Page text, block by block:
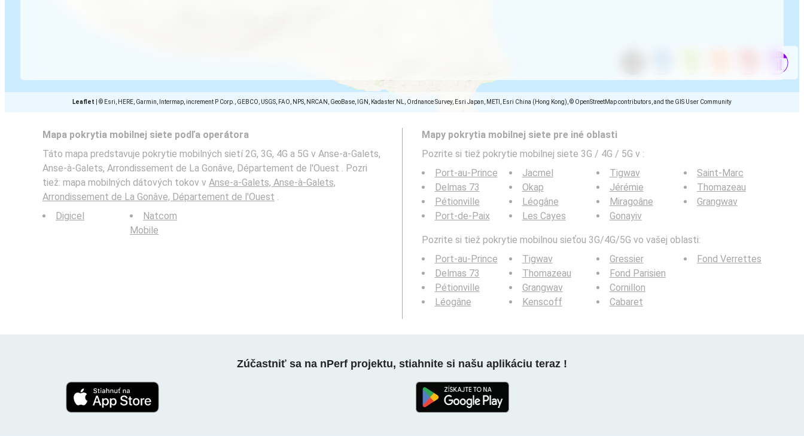
Leaflet © Esri, HERE, Garmin, Intermap, increment P Corp., GEBCO, USGS, FAO, NPS, NRCAN, GeoBase, IGN, Kadaster NL, Ordnance Survey, Esri Japan, METI, Esri China (Hong Kong), © OpenStreetMap contributors, and the GIS User Community
Mapa pokrytia mobilnej siete podľa operátora
Táto mapa predstavuje pokrytie mobilných sietí 2G, 3G, 4G a 5G v Anse-a-Galets,
Anse-à-Galets, Arrondissement de La Gonâve, Département de l'Ouest . Pozri
tiež: mapa mobilných dátových tokov v Anse-a-Galets, Anse-à-Galets,
Arrondissement de La Gonâve, Département de l'Ouest .
Digicel
Natcom
Mobile
Mapy pokrytia mobilnej siete pre iné oblasti
Pozrite si tiež pokrytie mobilnej siete 3G / 4G / 5G v :
Port-au-Prince
Delmas 73
Pétionville
Port-de-Paix
Jacmel
Okap
Léogâne
Les Cayes
Tigwav
Jérémie
Miragoâne
Gonayiv
Saint-Marc
Thomazeau
Grangwav
Pozrite si tiež pokrytie mobilnou sieťou 3G/4G/5G vo vašej oblasti:
Port-au-Prince
Delmas 73
Pétionville
Léogâne
Tigwav
Thomazeau
Grangwav
Kenscoff
Gressier
Fond Parisien
Cornillon
Cabaret
Fond Verrettes
Zúčastniť sa na nPerf projektu, stiahnite si našu aplikáciu teraz !